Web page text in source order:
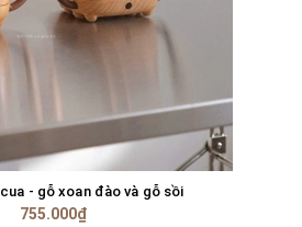
- gỗ xoan đào và gỗ sồi
755.000₫